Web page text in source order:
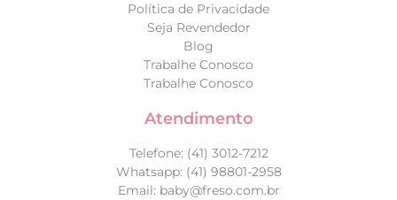
Política de Privacidade
Seja Revendedor
Blog
Trabalhe Conosco
Trabalhe Conosco
Atendimento
Telefone: (41) 3012-7212
Whatsapp: (41) 98801-2958
Email: baby@freso.com.br